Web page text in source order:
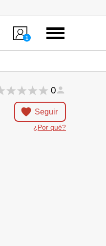
1
Menú
0
Seguir
¿Por qué?